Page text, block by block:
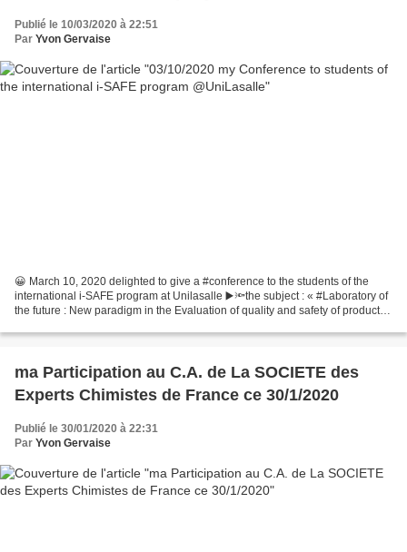
Publié le 10/03/2020 à 22:51
Par Yvon Gervaise
😀 March 10, 2020 delighted to give a #conference to the students of the
international i-SAFE program at Unilasalle ▶️🔦the subject : « #Laboratory of
the future : New paradigm in the Evaluation of quality and safety of products
ma Participation au C.A. de La SOCIETE des
Experts Chimistes de France ce 30/1/2020
Publié le 30/01/2020 à 22:31
Par Yvon Gervaise